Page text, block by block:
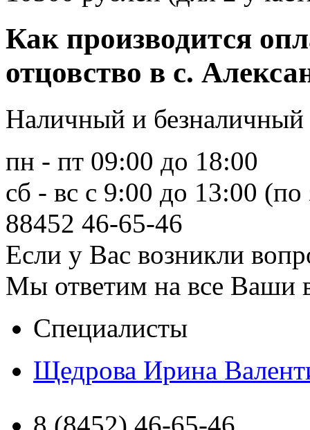
Как производится
отцовство в с.
Наличный и безналичный
пн - пт 09:00 до 18:00
сб - вс с 9:00 до 13:00 (по
88452 46-65-46
Если у Вас возникли
Мы ответим на все Ваши
Специалисты
Щедрова Ирина